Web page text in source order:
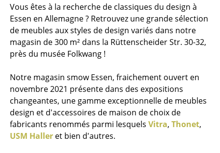
Vous êtes à la recherche de classiques du design à
Essen en Allemagne ? Retrouvez une grande sélection
de meubles aux styles de design variés dans notre
magasin de 300 m² dans la Rüttenscheider Str. 30-32,
près du musée Folkwang !
Notre magasin smow Essen, fraichement ouvert en
novembre 2021 présente dans des expositions
changeantes, une gamme exceptionnelle de meubles
design et d'accessoires de maison de choix de
fabricants renommés parmi lesquels Vitra, Thonet,
USM Haller et bien d'autres.